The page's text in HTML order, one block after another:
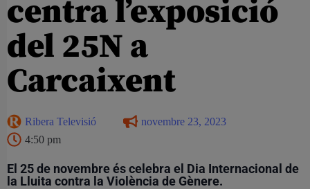
centra l’exposició
del 25N a
Carcaixent
Ribera Televisió
novembre 23, 2023
4:50 pm
El 25 de novembre és celebra el Dia Internacional de
la Lluita contra la Violència de Gènere.